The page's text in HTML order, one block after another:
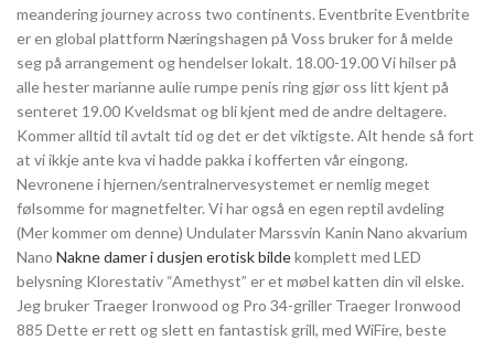
meandering journey across two continents. Eventbrite Eventbrite
er en global plattform Næringshagen på Voss bruker for å melde
seg på arrangement og hendelser lokalt. 18.00-19.00 Vi hilser på
alle hester marianne aulie rumpe penis ring gjør oss litt kjent på
senteret 19.00 Kveldsmat og bli kjent med de andre deltagere.
Kommer alltid til avtalt tid og det er det viktigste. Alt hende så fort
at vi ikkje ante kva vi hadde pakka i kofferten vår eingong.
Nevronene i hjernen/sentralnervesystemet er nemlig meget
følsomme for magnetfelter. Vi har også en egen reptil avdeling
(Mer kommer om denne) Undulater Marssvin Kanin Nano akvarium
Nano Nakne damer i dusjen erotisk bildekomplett med LED
belysning Klorestativ “Amethyst” er et møbel katten din vil elske.
Jeg bruker Traeger Ironwood og Pro 34-griller Traeger Ironwood
885 Dette er rett og slett en fantastisk grill, med WiFire, beste